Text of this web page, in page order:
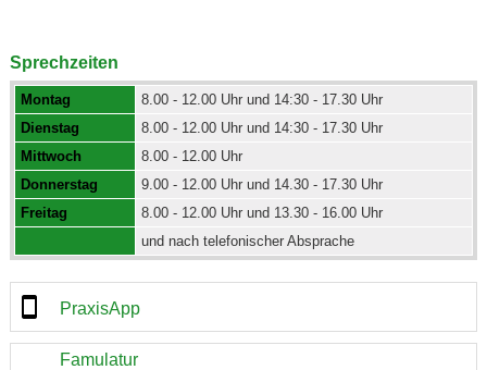
Sprechzeiten
Montag
8.00 - 12.00 Uhr und 14:30 - 17.30 Uhr
Dienstag
8.00 - 12.00 Uhr und 14:30 - 17.30 Uhr
Mittwoch
8.00 - 12.00 Uhr
Donnerstag
9.00 - 12.00 Uhr und 14.30 - 17.30 Uhr
Freitag
8.00 - 12.00 Uhr und 13.30 - 16.00 Uhr
und nach telefonischer Absprache
PraxisApp
Famulatur